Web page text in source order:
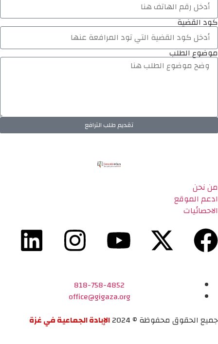
كود القضية
موضوع الطلب
تقديم طلب الترافع
من نحن
ادعم الموقع
الاحصائيات
818-758-4852
office@gigaza.org
جميع الحقوق محفوظة © 2024
الإبادة الجماعية في غزة